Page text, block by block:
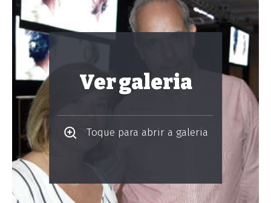
Ver galeria
Toque para abrir a galeria